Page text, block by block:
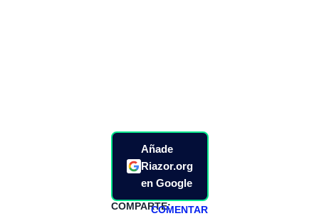
Añade
Riazor.org
en Google
COMPARTE:COMENTAR